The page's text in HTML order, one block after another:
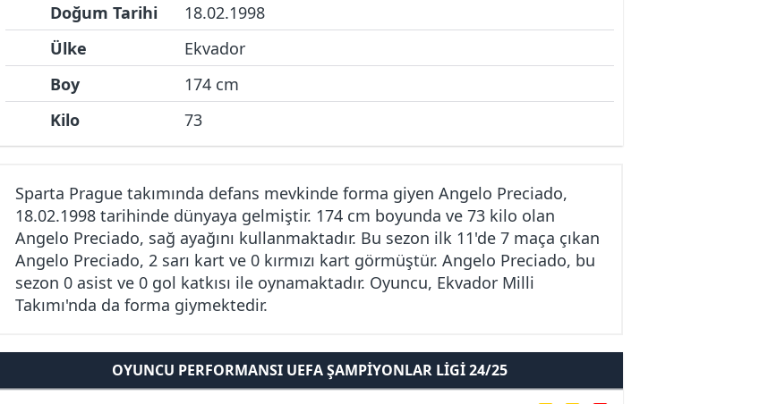
Doğum Tarihi
18.02.1998
Ülke
Ekvador
Boy
174 cm
Kilo
73
Sparta Prague takımında defans mevkinde forma giyen Angelo Preciado,
18.02.1998 tarihinde dünyaya gelmiştir. 174 cm boyunda ve 73 kilo olan
Angelo Preciado, sağ ayağını kullanmaktadır. Bu sezon ilk 11'de 7 maça çıkan
Angelo Preciado, 2 sarı kart ve 0 kırmızı kart görmüştür. Angelo Preciado, bu
sezon 0 asist ve 0 gol katkısı ile oynamaktadır. Oyuncu, Ekvador Milli
Takımı'nda da forma giymektedir.
OYUNCU PERFORMANSI UEFA ŞAMPIYONLAR LIGI 24/25